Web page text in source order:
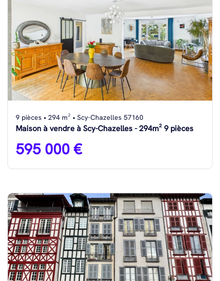
9 pièces • 294 m² • Scy-Chazelles 57160
Maison à vendre à Scy-Chazelles - 294m² 9 pièces
595 000 €